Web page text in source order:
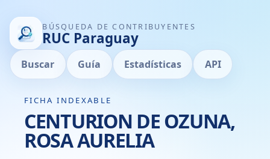
BÚSQUEDA DE CONTRIBUYENTES
RUC Paraguay
Buscar Guía Estadísticas API
FICHA INDEXABLE
CENTURION DE OZUNA,
ROSA AURELIA